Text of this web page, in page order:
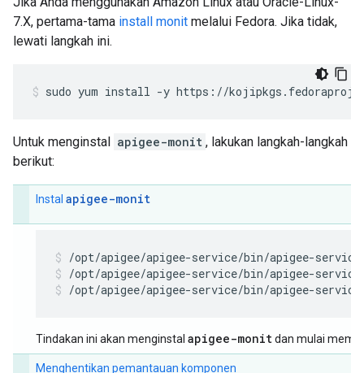
7.X, pertama-tama install monit melalui Fedora. Jika tidak,
lewati langkah ini.
sudo yum install -y https://
Untuk menginstal apigee-monit , lakukan langkah-langkah
berikut:
Instal apigee-monit
/opt/apigee/apigee-service/bin/apigee-
/opt/apigee/apigee-service/bin/apigee-
Tindakan ini akan menginstal apigee-monitdan mulai
Menghentikan pemantauan komponen